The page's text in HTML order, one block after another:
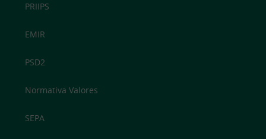
PRIIPS
EMIR
PSD2
Normativa Valores
SEPA